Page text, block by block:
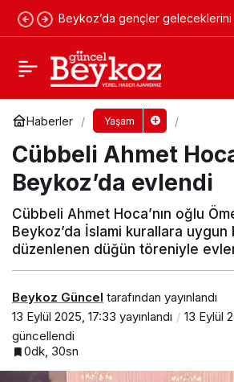
Beykoz’da gençler
Haberler Yaşam
Cübbeli Ahmet
Beykoz’da evlendi
Cübbeli Ahmet Hoca’nın oğlu
Beykoz’da İslami kurallara
düzenlenen düğün töreniyle
Beykoz Güncel tarafından yayınlandı
13 Eylül 2025, 17:33 yayınlandı
13 Eylül
güncellendi
0dk, 30sn
Beykoz’da elektrik kesintisi
2025)
Yorum Yap Paylaş